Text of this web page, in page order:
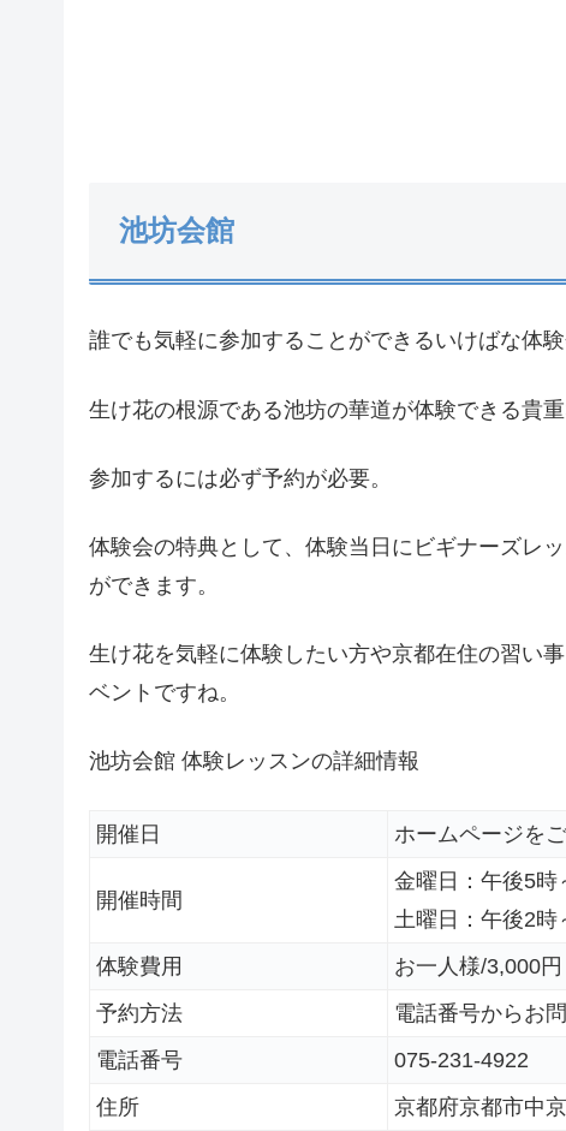
池坊会館
誰でも気軽に参加することができるいけばな体験
生け花の根源である池坊の華道が体験できる貴重
参加するには必ず予約が必要。
体験会の特典として、体験当日にビギナーズレ
ができます。
生け花を気軽に体験したい方や京都在住の習い
ベントですね。
池坊会館 体験レッスンの詳細情報
開催日 ホームページを
開催時間
金曜日：午後5時
土曜日：午後2時
体験費用
お一人様/3,000円
予約方法
電話番号からお
電話番号
075-231-4922
住所
京都府京都市中